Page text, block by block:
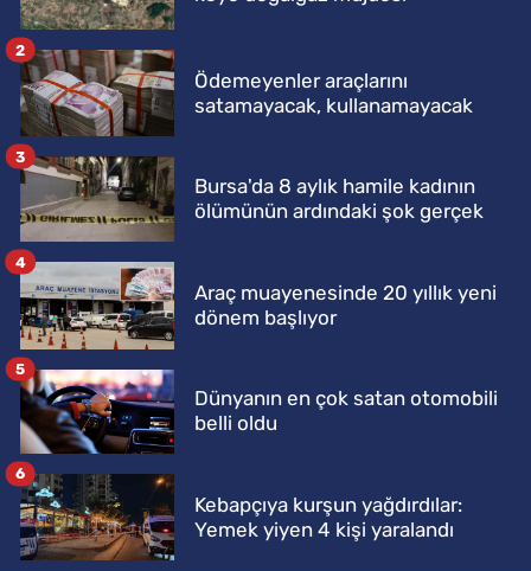
Ödemeyenler araçlarını
satamayacak, kullanamayacak
2
Bursa'da 8 aylık hamile kadının
ölümünün ardındaki şok gerçek
3
Araç muayenesinde 20 yıllık yeni
dönem başlıyor
4
Dünyanın en çok satan otomobili
belli oldu
5
Kebapçıya kurşun yağdırdılar:
Yemek yiyen 4 kişi yaralandı
6